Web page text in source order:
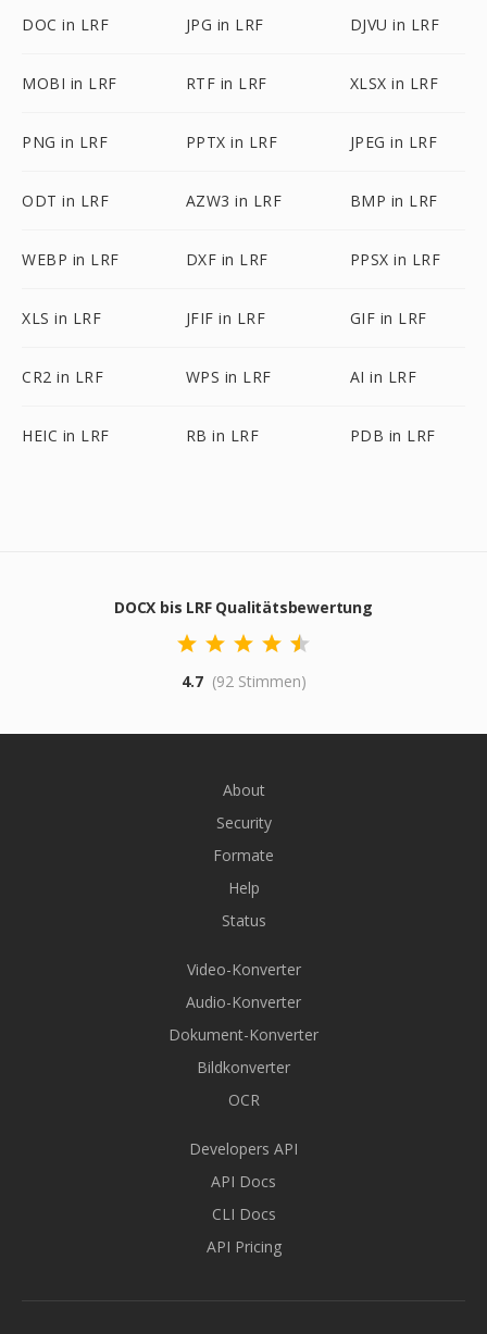
DOC in LRF JPG in LRF DJVU in LRF
MOBI in LRF RTF in LRF XLSX in LRF
PNG in LRF PPTX in LRF JPEG in LRF
ODT in LRF AZW3 in LRF BMP in LRF
WEBP in LRF DXF in LRF PPSX in LRF
XLS in LRF JFIF in LRF GIF in LRF
CR2 in LRF WPS in LRF AI in LRF
HEIC in LRF RB in LRF PDB in LRF
DOCX bis LRF Qualitätsbewertung
4.7 (92 Stimmen)
About
Security
Formate
Help
Status
Video-Konverter
Audio-Konverter
Dokument-Konverter
Bildkonverter
OCR
Developers API
API Docs
CLI Docs
API Pricing